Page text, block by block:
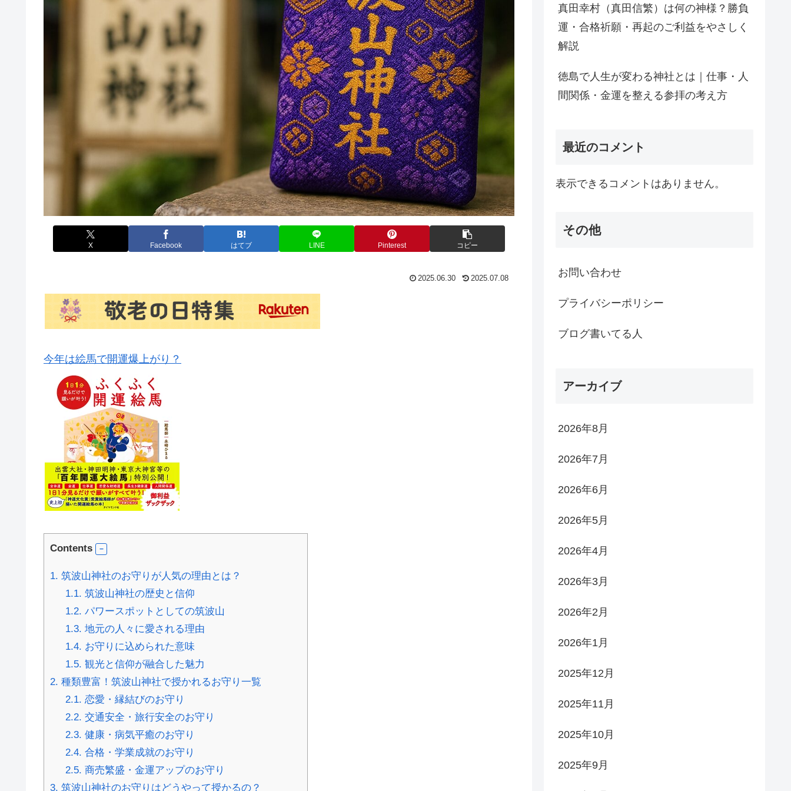
X Facebook はてブ LINE Pinterest コピー
2025.06.30 2025.07.08
今年は絵馬で開運爆上がり？
Contents
1. 筑波山神社のお守りが人気の理由とは？
1.1. 筑波山神社の歴史と信仰
1.2. パワースポットとしての筑波山
1.3. 地元の人々に愛される理由
1.4. お守りに込められた意味
1.5. 観光と信仰が融合した魅力
2. 種類豊富！筑波山神社で授かれるお守り一覧
2.1. 恋愛・縁結びのお守り
2.2. 交通安全・旅行安全のお守り
2.3. 健康・病気平癒のお守り
2.4. 合格・学業成就のお守り
2.5. 商売繁盛・金運アップのお守り
3. 筑波山神社のお守りはどうやって授かるの？
真田幸村（真田信繁）は何の神様？勝負
運・合格祈願・再起のご利益をやさしく
解説
徳島で人生が変わる神社とは｜仕事・人
間関係・金運を整える参拝の考え方
最近のコメント
表示できるコメントはありません。
その他
お問い合わせ
プライバシーポリシー
ブログ書いてる人
アーカイブ
2026年8月
2026年7月
2026年6月
2026年5月
2026年4月
2026年3月
2026年2月
2026年1月
2025年12月
2025年11月
2025年10月
2025年9月